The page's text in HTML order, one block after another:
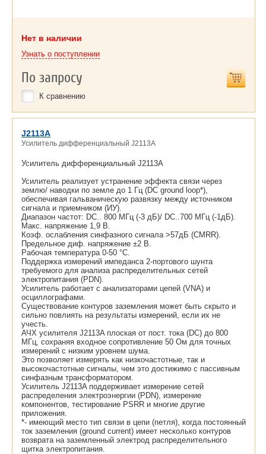
Нет в наличии
Узнать о поступлении
По запросу
К сравнению
J2113A
Усилитель дифференциальный J2113A
Усилитель дифференциальный J2113A
Усилитель реализует устранение эффекта связи через
землю/ наводки по земле до 1 Гц (DC ground loop*),
обеспечивая гальваническую развязку между источником
сигнала и приемником (ИУ).
Диапазон частот: DC.. 800 МГц (-3 дБ)/ DC..700 МГц (-1дБ).
Макс. напряжение 1,9 В.
Коэф. ослабления синфазного сигнала >57дБ (CMRR).
Предельное диф. напряжение ±2 В.
Рабочая температура 0-50 °С.
Поддержка измерений импеданса 2-портового шунта
требуемого для анализа распределительных сетей
электропитания (PDN).
Усилитель работает с анализаторами цепей (VNA) и
осциллографами.
Существование контуров заземления может быть скрыто и
сильно повлиять на результаты измерений, если их не
учесть.
АЧХ усилителя J2113A плоская от пост. тока (DC) до 800
МГц, сохраняя входное сопротивление 50 Ом для точных
измерений с низким уровнем шума.
Это позволяет измерять как низкочастотные, так и
высокочастотные сигналы, чем это достижимо с пассивным
синфазным трансформатором.
Усилитель J2113A поддерживает измерение сетей
распределения электроэнергии (PDN), измерение
компонентов, тестирование PSRR и многие другие
приложения.
*- имеющий место тип связи в цепи (петля), когда постоянный
ток заземления (ground current) имеет несколько контуров
возврата на заземленный электрод распределительного
щитка электропитания.